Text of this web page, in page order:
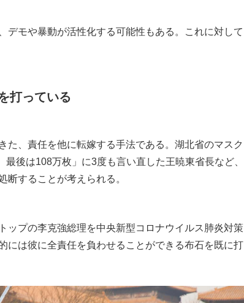
モや暴動が活性化する可能性もある。これに対して
打っている
、責任を他に転嫁する手法である。湖北省のマスク
後は108万枚」に3度も言い直した王暁東省長など、
断することが考えられる。
プの李克強総理を中央新型コロナウイルス肺炎対策
には彼に全責任を負わせることができる布石を既に打